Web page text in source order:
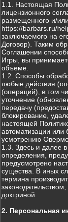
1.1. Настоящая
лицензионного
размещенного и/
https://barbars.ru/
заключаемого на
Договор). Таким
Соглашении
Игры, вы
объеме.
1.2. Способы
любые действия
(операций), в том
уточнение
передачу
блокирование,
настоящей
автоматизации или
усмотрению
1.3. Здесь и далее
определения,
предусмотрено
существа. В иных
термина
доктриной.
2. Персональная